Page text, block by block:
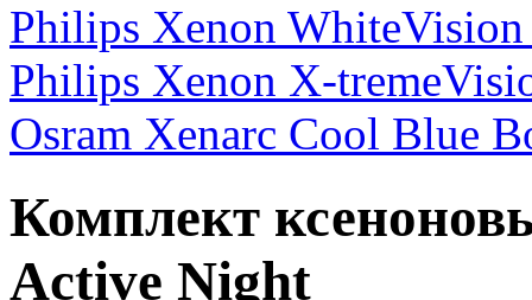
Philips Xenon
Philips Xenon X-
Osram Xenarc Cool Blue
Комплект
Active Night